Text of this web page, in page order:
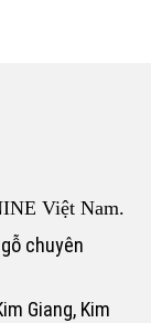
Việt Nam.
chuyên
Giang, Kim